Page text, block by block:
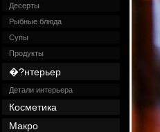
Десерты
Рыбные блюда
Супы
Продукты
�?нтерьер
Детали интерьера
Косметика
Макро